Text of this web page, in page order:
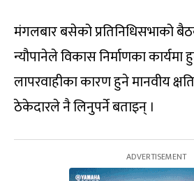
मंगलबार बसेको प्रतिनिधिसभाको
न्यौपानेले विकास निर्माणका कार्यमा
लापरवाहीका कारण हुने मानवीय
ठेकेदारले नै लिनुपर्ने बताइन् ।